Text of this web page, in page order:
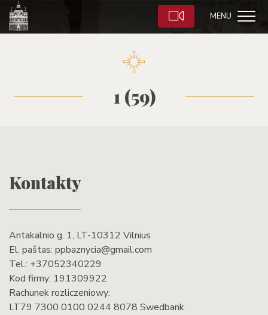
MENU
1 (59)
Kontakty
Antakalnio g. 1, LT-10312 Vilnius
El. paštas: ppbaznycia@gmail.com
Tel.: +37052340229
Kod firmy: 191309922
Rachunek rozliczeniowy:
LT79 7300 0100 0244 8078 Swedbank